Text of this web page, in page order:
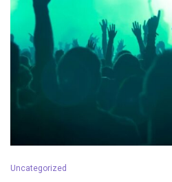
Uncategorized